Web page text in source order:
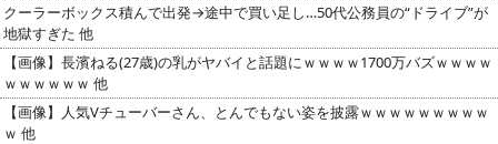
クーラーボックス積んで出発→途中で買い足し…50代公務員の“ドライブ”が
地獄すぎた 他
【画像】長濱ねる(27歳)の乳がヤバイと話題にｗｗｗｗ1700万バズｗｗｗｗ
ｗｗｗｗｗｗ 他
【画像】人気Vチューバーさん、とんでもない姿を披露ｗｗｗｗｗｗｗｗｗ
ｗ 他